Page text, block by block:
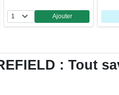
Quantité
Ajouter
: Tout